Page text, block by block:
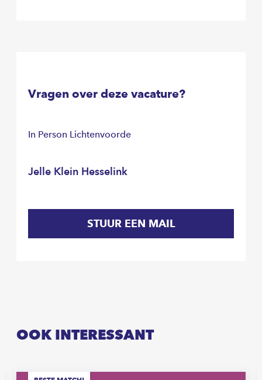
Vragen over deze vacature?
In Person Lichtenvoorde
Jelle Klein Hesselink
STUUR EEN MAIL
OOK INTERESSANT